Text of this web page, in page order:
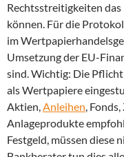
Rechtsstreitigkeiten
können. Für die
im
Umsetzung der EU-
sind. Wichtig: Die
als Wertpapiere
Aktien,Anleihen,
Anlageprodukte
Festgeld, müssen diese